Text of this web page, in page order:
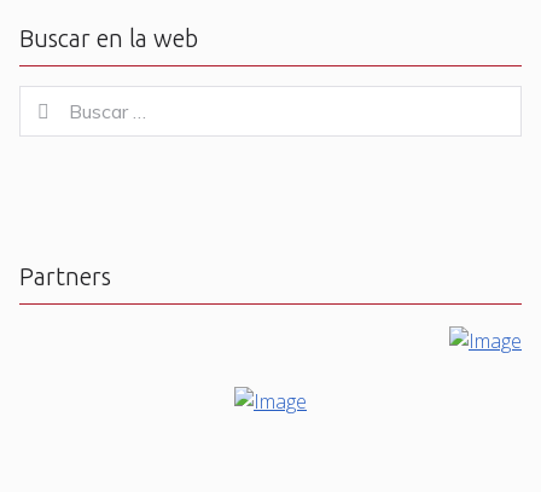
Buscar en la web
for:
Buscar
Partners